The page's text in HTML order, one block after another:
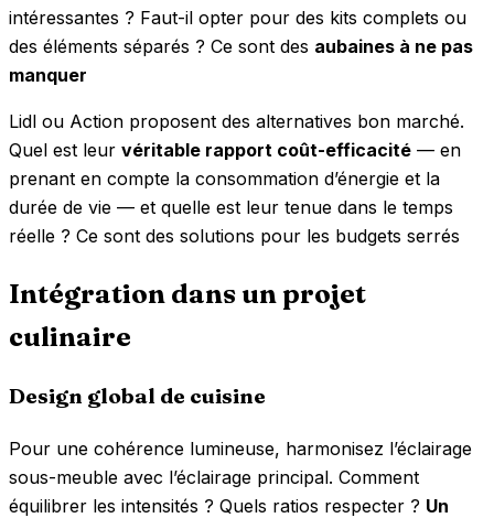
intéressantes ? Faut-il opter pour des kits complets ou
des éléments séparés ? Ce sont des aubaines à ne pas
manquer
Lidl ou Action proposent des alternatives bon marché.
Quel est leur véritable rapport coût-efficacité — en
prenant en compte la consommation d’énergie et la
durée de vie — et quelle est leur tenue dans le temps
réelle ? Ce sont des solutions pour les budgets serrés
Intégration dans un projet
culinaire
Design global de cuisine
Pour une cohérence lumineuse, harmonisez l’éclairage
sous-meuble avec l’éclairage principal. Comment
équilibrer les intensités ? Quels ratios respecter ? Un